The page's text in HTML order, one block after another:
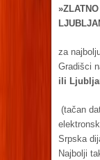
za
Gradišci
ili
(tačan
Srpska
Najbolji